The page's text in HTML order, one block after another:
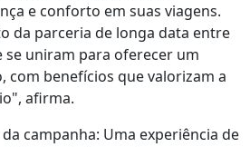
e conforto em suas viagens.
da parceria de longa data entre
se uniram para oferecer um
com benefícios que valorizam a
afirma.
campanha: Uma experiência de